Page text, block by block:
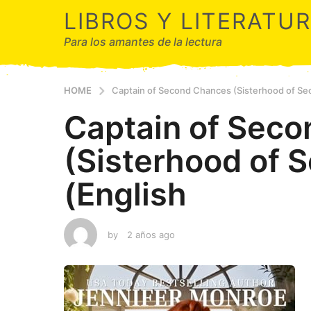
LIBROS Y
Para los amantes de la lectura
HOME Captain of Second Chances (Sisterhood of
Captain of
(Sisterhood of
(English
by 2 años ago
s
a